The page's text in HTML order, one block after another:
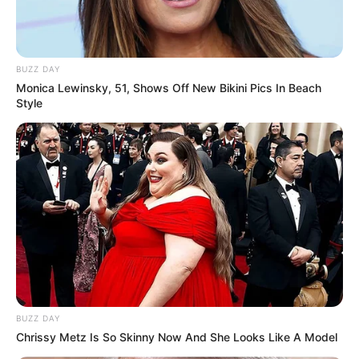
BUZZ DAY
Monica Lewinsky, 51, Shows Off New Bikini Pics In Beach
Style
BUZZ DAY
Chrissy Metz Is So Skinny Now And She Looks Like A Model